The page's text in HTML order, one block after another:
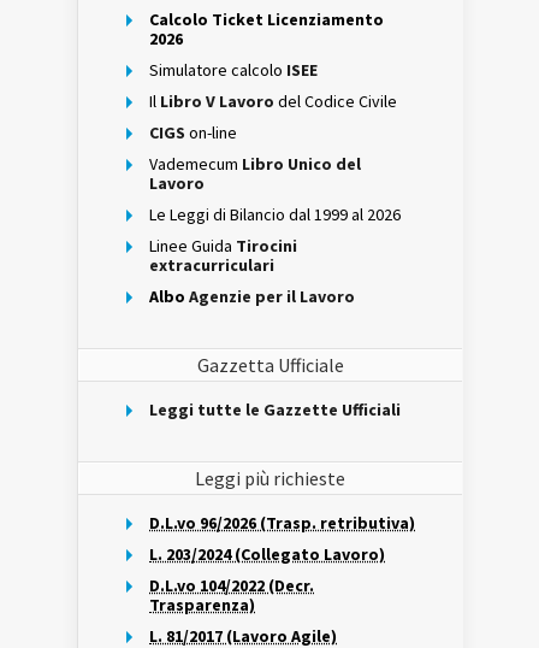
Calcolo Ticket Licenziamento
2026
Simulatore calcolo ISEE
Il Libro V Lavoro del Codice Civile
CIGS on-line
Vademecum Libro Unico del
Lavoro
Le Leggi di Bilancio dal 1999 al 2026
Linee Guida Tirocini
extracurriculari
Albo Agenzie per il Lavoro
Gazzetta Ufficiale
Leggi tutte le Gazzette Ufficiali
Leggi più richieste
D.L.vo 96/2026 (Trasp. retributiva)
L. 203/2024 (Collegato Lavoro)
D.L.vo 104/2022 (Decr.
Trasparenza)
L. 81/2017 (Lavoro Agile)